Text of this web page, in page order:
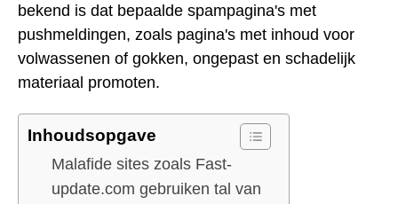
bekend is dat bepaalde spampagina's met
pushmeldingen, zoals pagina's met inhoud voor
volwassenen of gokken, ongepast en schadelijk
materiaal promoten.
Inhoudsopgave
Malafide sites zoals Fast-
update.com gebruiken tal van